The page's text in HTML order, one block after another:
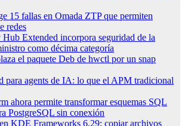
15 fallas en Omada ZTP que permiten
redes
Extended incorpora seguridad de la
como décima categoría
el paquete Deb de hwctl por un snap
para agents de IA: lo que el APM tradicional
ahora permite transformar esquemas SQL
PostgreSQL sin conexión
KDE Frameworks 6.29: copiar archivos